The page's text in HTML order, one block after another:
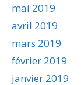
mai 2019
avril 2019
mars 2019
février 2019
janvier 2019